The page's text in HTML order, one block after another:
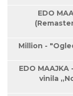
EDO
Million -
EDO
vinila